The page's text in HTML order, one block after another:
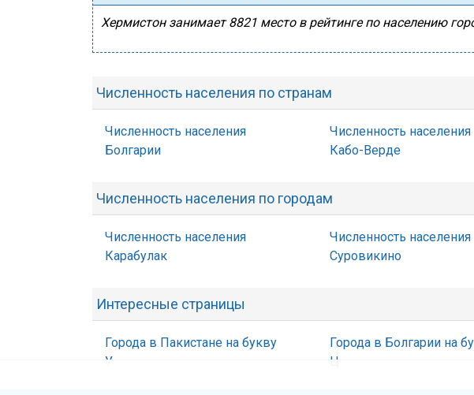
Хермистон занимает 8821 место в рейтинге по населению
Численность населения по странам
Численность населения
Болгарии
Численность населения
Кабо-Верде
Численность населения по городам
Численность населения
Карабулак
Численность населения
Суровикино
Интересные страницы
Города в Пакистане на букву
У
Города в Болгарии на
Ц